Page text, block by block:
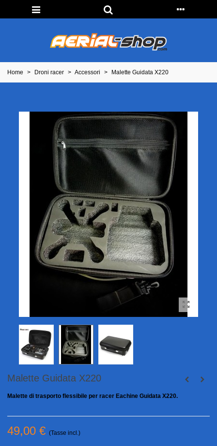
Home > Droni racer > Accessori > Malette Guidata X220
Malette Guidata X220
Malette di trasporto flessibile per racer Eachine Guidata X220.
49,00 € (Tasse incl.)